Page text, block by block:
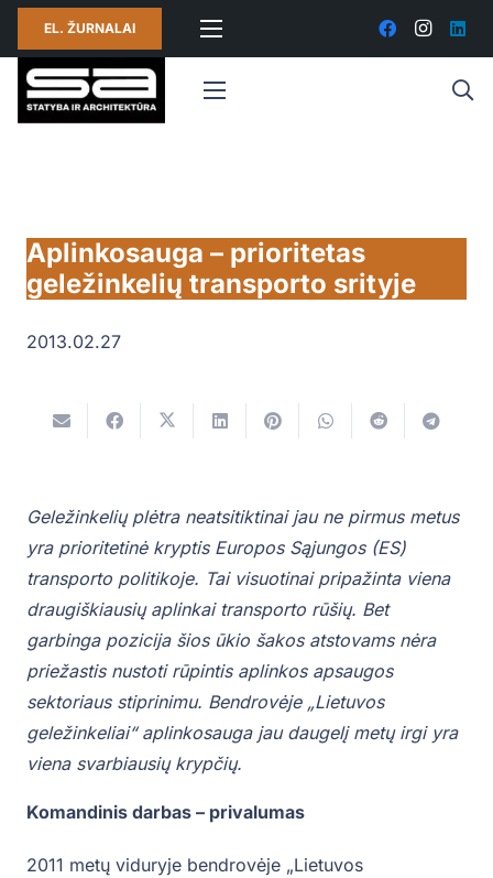
EL. ŽURNALAI
Aplinkosauga – prioritetas
geležinkelių transporto srityje
2013.02.27
Geležinkelių plėtra neatsitiktinai jau ne pirmus metus
yra prioritetinė kryptis Europos Sąjungos (ES)
transporto politikoje. Tai visuotinai pripažinta viena
draugiškiausių aplinkai transporto rūšių. Bet
garbinga pozicija šios ūkio šakos atstovams nėra
priežastis nustoti rūpintis aplinkos apsaugos
sektoriaus stiprinimu. Bendrovėje „Lietuvos
geležinkeliai“ aplinkosauga jau daugelį metų irgi yra
viena svarbiausių krypčių.
Komandinis darbas – privalumas
2011 metų viduryje bendrovėje „Lietuvos